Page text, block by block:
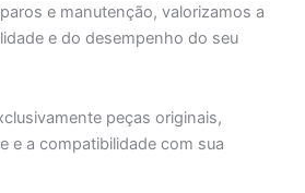
e manutenção, valorizamos a
e do desempenho do seu
peças originais,
e a compatibilidade com sua